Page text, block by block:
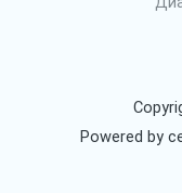
Powered by